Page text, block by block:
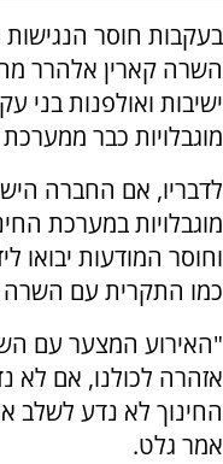
בעקבות חוסר
השרה קארין אלהרר
ישיבות ואולפנות בני
מוגבלויות כבר
לדבריו, אם החברה
מוגבלויות במערכת
וחוסר המודעות יבואו
כמו התקרית עם השרה
"האירוע המצער עם
אזהרה לכולנו, אם לא
החינוך לא נדע לשלב
אמר גלט.